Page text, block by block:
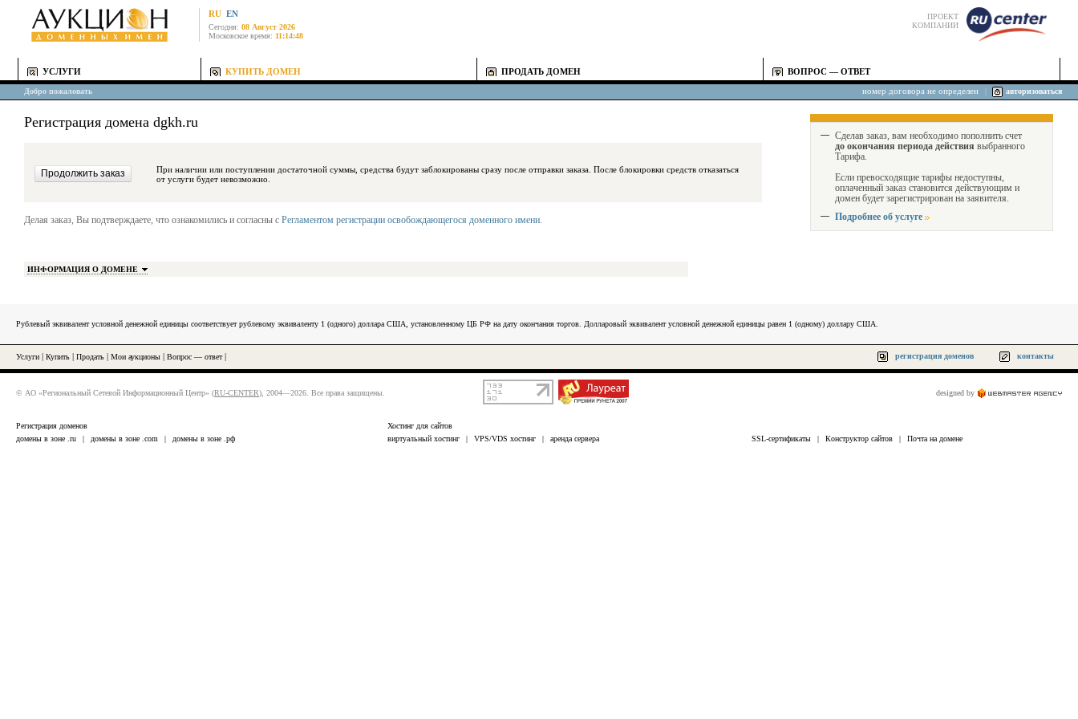
RU EN
Сегодня: 08 Август 2026
Московское время: 11:14:48
ПРОЕКТ
КОМПАНИИ
УСЛУГИ КУПИТЬ ДОМЕН ПРОДАТЬ ДОМЕН ВОПРОС — ОТВЕТ
Добро пожаловать номер договора не определен авторизоваться
Регистрация домена dgkh.ru
При наличии или поступлении достаточной суммы, средства будут заблокированы сразу после отправки заказа. После блокировки средств отказаться
от услуги будет невозможно.
Делая заказ, Вы подтверждаете, что ознакомились и согласны с Регламентом регистрации освобождающегося доменного имени.
ИНФОРМАЦИЯ О ДОМЕНЕ
Сделав заказ, вам необходимо пополнить счет
до окончания периода действия выбранного
Тарифа.
Если превосходящие тарифы недоступны,
оплаченный заказ становится действующим и
домен будет зарегистрирован на заявителя.
Подробнее об услуге
Рублевый эквивалент условной денежной единицы соответствует рублевому эквиваленту 1 (одного) доллара США, установленному ЦБ РФ на дату окончания торгов. Долларовый эквивалент условной денежной единицы равен 1 (одному) доллару США.
Услуги Купить Продать Мои аукционы Вопрос — ответ| регистрация доменов контакты
© АО «Региональный Сетевой Информационный Центр» (RU-CENTER), 2004—2026. Все права защищены. designed by
Регистрация доменов
домены в зоне .ru
| домены в зоне .com | домены в зоне .рф
Хостинг для сайтов
виртуальный хостинг
| VPS/VDS хостинг | аренда сервера SSL-сертификаты | Конструктор сайтов | Почта на домене